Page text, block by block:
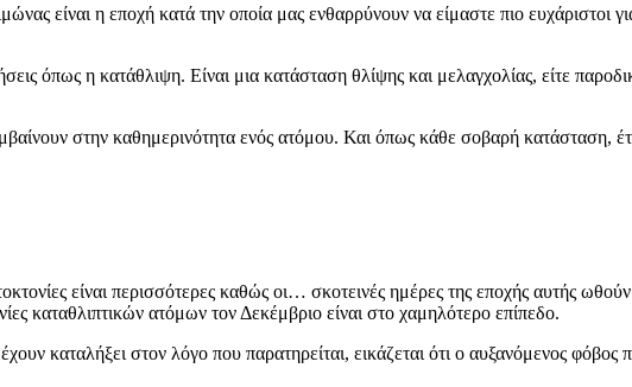
είναι η εποχή κατά την οποία μας ενθαρρύνουν να είμαστε πιο ευχάριστοι
όπως η κατάθλιψη. Είναι μια κατάσταση θλίψης και μελαγχολίας, είτε
στην καθημερινότητα ενός ατόμου. Και όπως κάθε σοβαρή κατάσταση,
είναι περισσότερες καθώς οι… σκοτεινές ημέρες της εποχής αυτής
καταθλιπτικών ατόμων τον Δεκέμβριο είναι στο χαμηλότερο επίπεδο.
καταλήξει στον λόγο που παρατηρείται, εικάζεται ότι ο αυξανόμενος φόβος